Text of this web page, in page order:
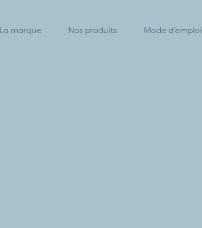
La marque Nos produits Mode d’emploi